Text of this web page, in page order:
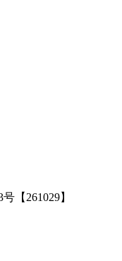
【261029】